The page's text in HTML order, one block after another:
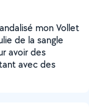
mon Vollet
de la sangle
avoir des
avec des